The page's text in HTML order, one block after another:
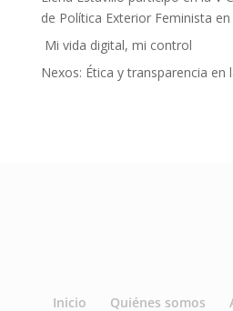
de Política Exterior Feminista
Mi vida digital, mi control
Nexos: Ética y transparencia en
Inicio Quiénes somos